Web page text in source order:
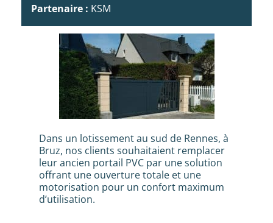
Partenaire : KSM
Dans un lotissement au sud de Rennes, à
Bruz, nos clients souhaitaient remplacer
leur ancien portail PVC par une solution
offrant une ouverture totale et une
motorisation pour un confort maximum
d’utilisation.